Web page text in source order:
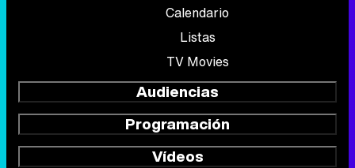
Calendario
Listas
TV Movies
Audiencias
Programación
Vídeos